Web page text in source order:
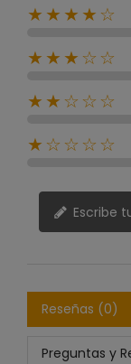
★★★★☆
★★★☆☆
★★☆☆☆
★☆☆☆☆
Escribe
Reseñas (0)
Preguntas y